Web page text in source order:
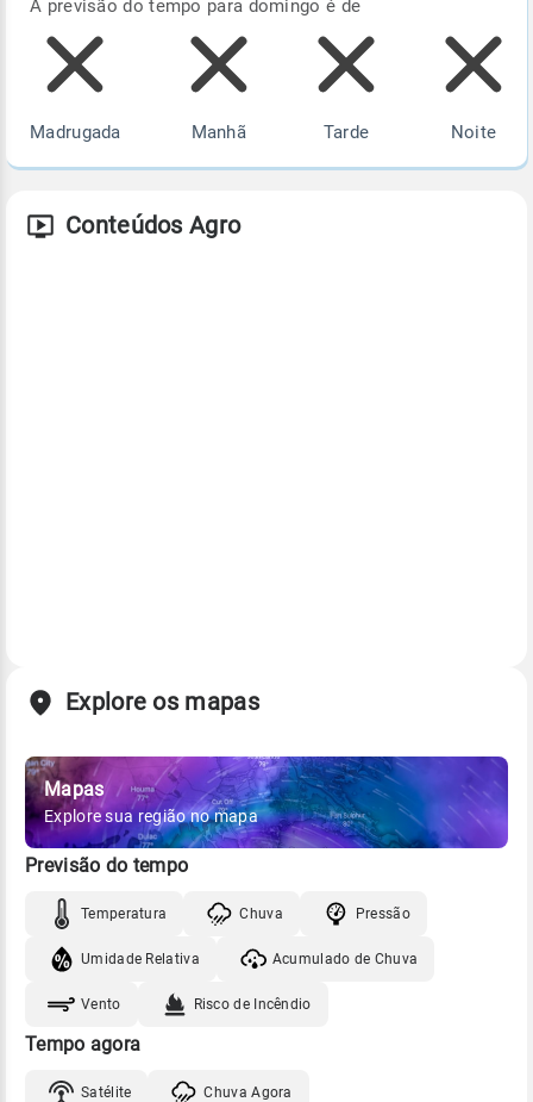
A previsão do tempo para domingo é de
Madrugada Manhã Tarde Noite
Conteúdos Agro
Explore os mapas
Mapas
Explore sua região no mapa
Previsão do tempo
Temperatura Chuva Pressão
Umidade Relativa Acumulado de Chuva
Vento Risco de Incêndio
Tempo agora
Satélite Chuva Agora